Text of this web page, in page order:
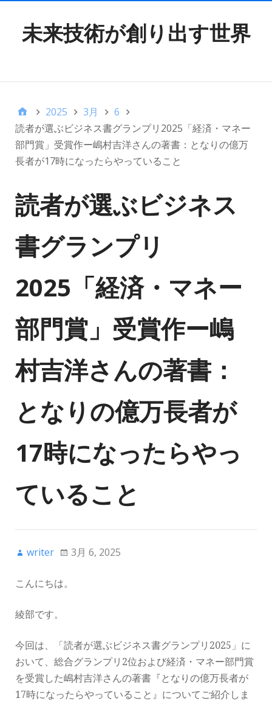
未来技術が創り出す世界
2025 3月
6
読者が選ぶビジネス書グランプリ2025「経済・マネー
部門賞」受賞作ー嶋村吉洋さんの著書：となりの億万
長者が17時になったらやっていること
読者が選ぶビジネス
書グランプリ
2025「経済・マネー
部門賞」受賞作ー嶋
村吉洋さんの著書：
となりの億万長者が
17時になったらやっ
ていること
writer 3月 6, 2025
こんにちは。
綾部です。
今回は、「読者が選ぶビジネス書グランプリ2025」に
おいて、総合グランプリ2位および経済・マネー部門賞
を受賞した嶋村吉洋さんの著書『となりの億万長者が
17時になったらやっていること』についてご紹介しま